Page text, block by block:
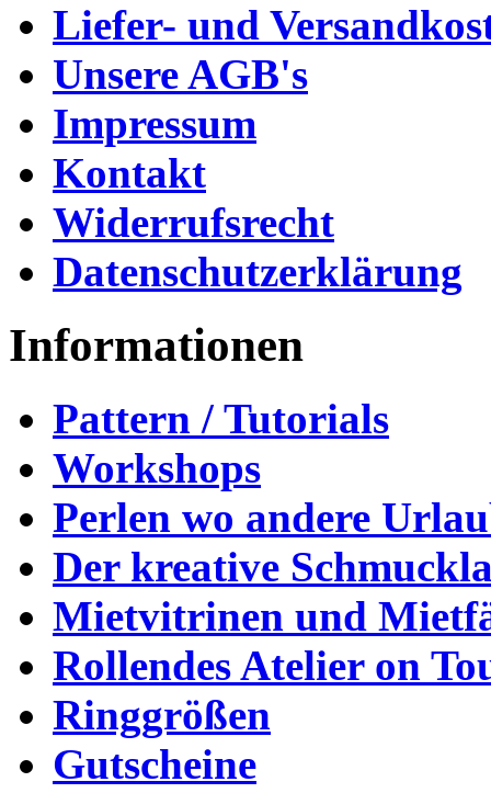
Liefer- und
Unsere AGB's
Impressum
Kontakt
Widerrufsrecht
Datenschutzerklärung
Informationen
Pattern / Tutorials
Workshops
Perlen wo andere
Der kreative
Mietvitrinen und
Rollendes Atelier on
Ringgrößen
Gutscheine